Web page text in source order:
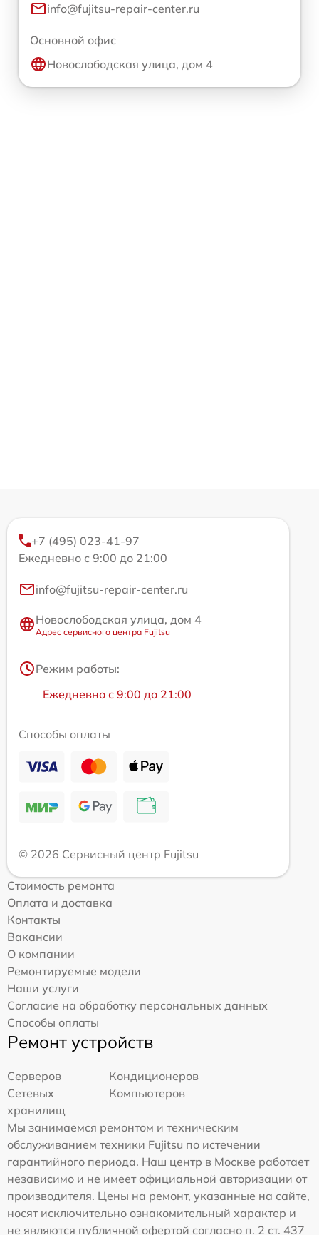
info@fujitsu-repair-center.ru
Основной офис
Новослободская улица, дом 4
+7 (495) 023-41-97
Ежедневно с 9:00 до 21:00
info@fujitsu-repair-center.ru
Новослободская улица, дом 4
Адрес сервисного центра Fujitsu
Режим работы:
Ежедневно с 9:00 до 21:00
Способы оплаты
© 2026 Сервисный центр Fujitsu
Стоимость ремонта
Оплата и доставка
Контакты
Вакансии
О компании
Ремонтируемые модели
Наши услуги
Согласие на обработку персональных данных
Способы оплаты
Ремонт устройств
Серверов
Кондиционеров
Сетевых
хранилищ
Компьютеров
Мы занимаемся ремонтом и техническим
обслуживанием техники Fujitsu по истечении
гарантийного периода. Наш центр в Москве работает
независимо и не имеет официальной авторизации от
производителя. Цены на ремонт, указанные на сайте,
носят исключительно ознакомительный характер и
не являются публичной офертой согласно п. 2 ст. 437